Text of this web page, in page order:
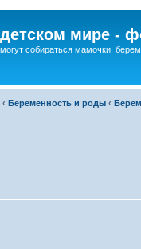
мире -
собираться мамочки,
‹ Беременность и роды ‹